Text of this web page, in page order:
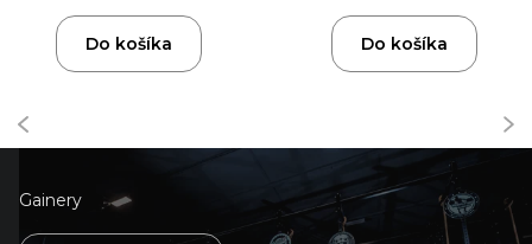
Do košíka Do košíka
Gainery